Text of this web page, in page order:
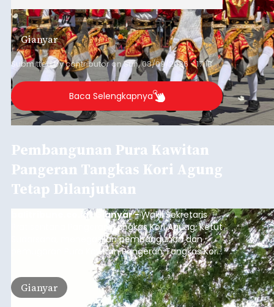
Gianyar
Submitted bycontributoronSun, 08/09/2026 - 17:18
Baca Selengkapnya
Pembangunan Pura Kawitan
Pangeran Tangkas Kori Agung
Tetap Dilanjutkan
balitribune.co.id I Gianyar -Wakil Sekretaris
Pratisentana Pangeran Tangkas Kori Agung, Ketut
Sudarsana, menegaskan pembangunan dan
pemugaran Pura Kawitan Pangeran Tangkas Kori
Agung tetap dilanjutkan.
Gianyar